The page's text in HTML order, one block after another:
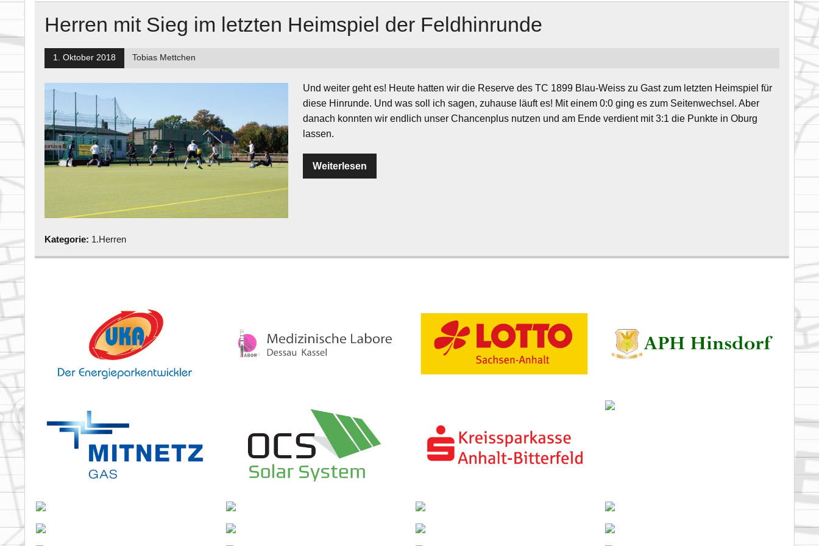
Herren mit Sieg im letzten Heimspiel der Feldhinrunde
1. Oktober 2018 Tobias Mettchen
Und weiter geht es! Heute hatten wir die Reserve des TC 1899 Blau-Weiss zu Gast zum letzten Heimspiel für
diese Hinrunde. Und was soll ich sagen, zuhause läuft es! Mit einem 0:0 ging es zum Seitenwechsel. Aber
danach konnten wir endlich unser Chancenplus nutzen und am Ende verdient mit 3:1 die Punkte in Oburg
lassen.
Weiterlesen
Kategorie: 1.Herren